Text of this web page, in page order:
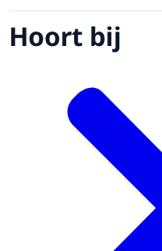
Hoort bij